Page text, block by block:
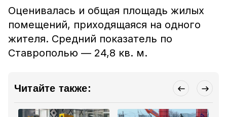
Оценивалась и общая площадь жилых
помещений, приходящаяся на одного
жителя. Средний показатель по
Ставрополью — 24,8 кв. м.
Читайте также: